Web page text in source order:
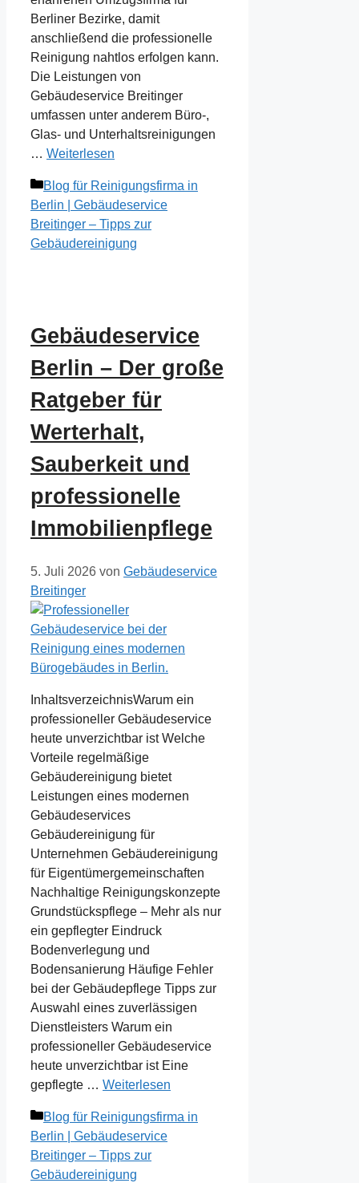
Berliner Bezirke, damit
anschließend die professionelle
Reinigung nahtlos erfolgen kann.
Die Leistungen von
Gebäudeservice Breitinger
umfassen unter anderem Büro-,
Glas- und Unterhaltsreinigungen
… Weiterlesen
Kategorien
Blog für Reinigungsfirma in
Berlin | Gebäudeservice
Breitinger – Tipps zur
Gebäudereinigung
Gebäudeservice
Berlin – Der große
Ratgeber für
Werterhalt,
Sauberkeit und
professionelle
Immobilienpflege
5. Juli 2026 von Gebäudeservice
Breitinger
InhaltsverzeichnisWarum ein
professioneller Gebäudeservice
heute unverzichtbar ist Welche
Vorteile regelmäßige
Gebäudereinigung bietet
Leistungen eines modernen
Gebäudeservices
Gebäudereinigung für
Unternehmen Gebäudereinigung
für Eigentümergemeinschaften
Nachhaltige Reinigungskonzepte
Grundstückspflege – Mehr als nur
ein gepflegter Eindruck
Bodenverlegung und
Bodensanierung Häufige Fehler
bei der Gebäudepflege Tipps zur
Auswahl eines zuverlässigen
Dienstleisters Warum ein
professioneller Gebäudeservice
heute unverzichtbar ist Eine
gepflegte … Weiterlesen
Kategorien
Blog für Reinigungsfirma in
Berlin | Gebäudeservice
Breitinger – Tipps zur
Gebäudereinigung